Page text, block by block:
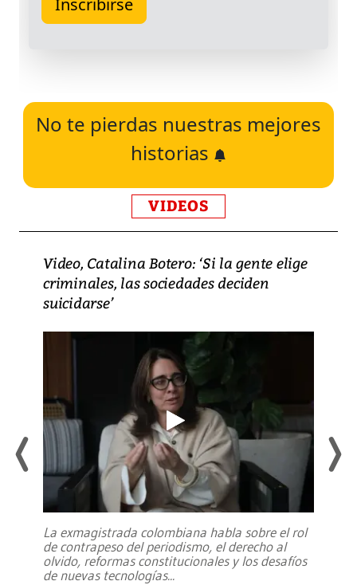
No te pierdas nuestras mejores
historias
VIDEOS
Video, Catalina Botero: ‘Si la gente elige
criminales, las sociedades deciden
suicidarse’
La exmagistrada colombiana habla sobre el rol
de contrapeso del periodismo, el derecho al
olvido, reformas constitucionales y los desafíos
de nuevas tecnologías...